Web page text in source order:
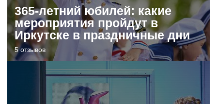
365-летний юбилей: какие
мероприятия пройдут в
Иркутске в праздничные дни
5 отзывов